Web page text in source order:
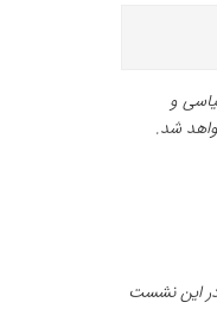
و
شد.
در این نشست